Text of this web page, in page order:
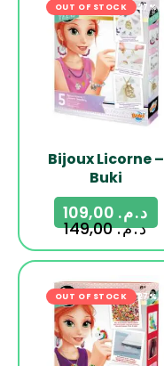
OUT OF STOCK -27%
Bijoux Licorne –
Buki
د.م.149,00
د.م.
OUT OF STOCK -27%